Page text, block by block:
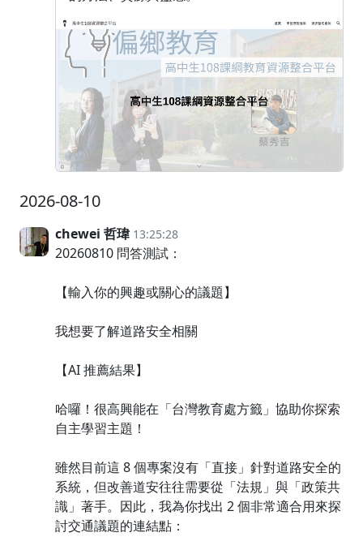
2026-08-10
chewei 哲瑋 13:25:28
20260810 問答測試：
【輸入你的興趣或關心的議題】
我想要了解道路安全相關
【AI 推薦結果】
哈囉！很高興能在「台灣教育處方籤」協助你探索
自主學習主題！
雖然目前這 8 個專案沒有「直接」針對道路安全的
系統，但改善道安往往需要從「法規」與「政策共
識」著手。因此，我為你找出 2 個非常適合用來探
討交通議題的連結點：